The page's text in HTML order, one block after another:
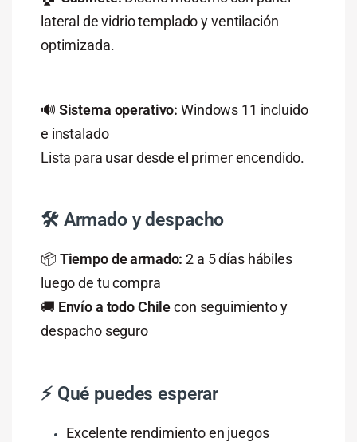
lateral de vidrio templado y ventilación
optimizada.
🔊 Sistema operativo: Windows 11 incluido
e instalado
Lista para usar desde el primer encendido.
🛠️ Armado y despacho
📦 Tiempo de armado: 2 a 5 días hábiles
luego de tu compra
🚚 Envío a todo Chilecon seguimiento y
despacho seguro
⚡ Qué puedes esperar
Excelente rendimiento en juegos